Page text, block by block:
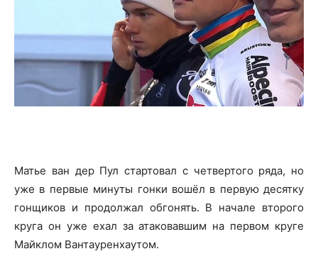
Матье ван дер Пул стартовал с четвертого ряда, но
уже в первые минуты гонки вошёл в первую десятку
гонщиков и продолжал обгонять. В начале второго
круга он уже ехал за атаковавшим на первом круге
Майклом Вантауренхаутом.